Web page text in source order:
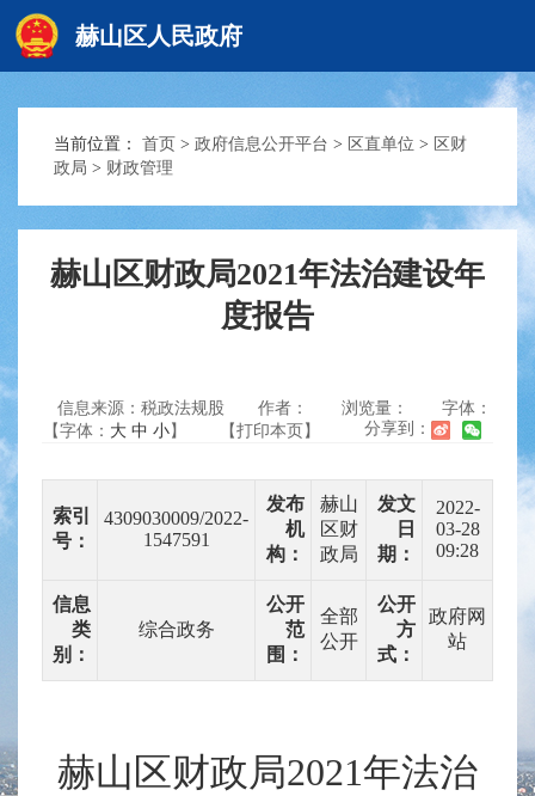
赫山区人民政府
赫山首页
信息公开
互动交流
当前位置： 首页 > 政府信息公开平台 > 区直单位 > 区财
政局 > 财政管理
赫山区财政局2021年法治建设年
度报告
信息来源：税政法规股 作者： 浏览量：
字体：
【字体： 大 中 小】 【打印本页】 分享到：
索引
号：
4309030009/2022-
1547591
发布
机
构：
赫山
区财
政局
发文
日
期：
2022-
03-28
09:28
信息
类
别：
综合政务
公开
范
围：
全部
公开
公开
方
式：
政府网
站
赫山区财政局2021年法治